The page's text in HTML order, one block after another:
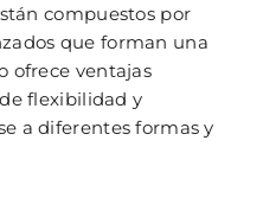
compuestos por
que forman una
ofrece ventajas
flexibilidad y
a diferentes formas y